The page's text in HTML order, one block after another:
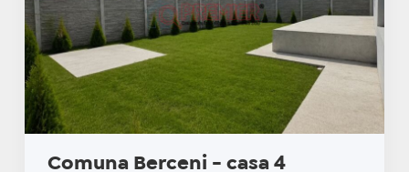
Comuna Berceni - casa 4